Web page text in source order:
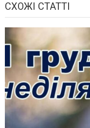
СХОЖІ СТАТТІ